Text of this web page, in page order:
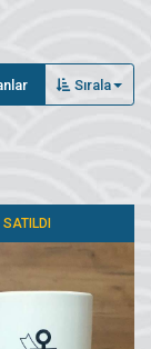
Sırala
SATILDI